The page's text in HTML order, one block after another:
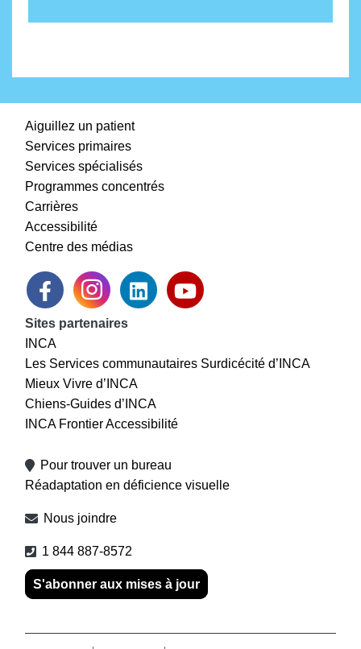
Aiguillez un patient
Services primaires
Services spécialisés
Programmes concentrés
Carrières
Accessibilité
Centre des médias
Sites partenaires
INCA
Les Services communautaires Surdicécité d’INCA
Mieux Vivre d’INCA
Chiens-Guides d’INCA
INCA Frontier Accessibilité
Pour trouver un bureau
Réadaptation en déficience visuelle
Nous joindre
1 844 887-8572
S'abonner aux mises à jour